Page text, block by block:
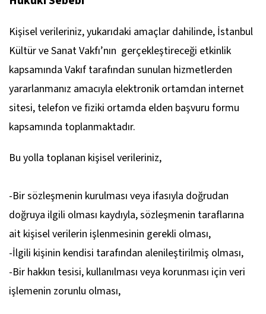
Kişisel verileriniz, yukarıdaki amaçlar dahilinde, İstanbul
Kültür ve Sanat Vakfı’nın gerçekleştireceği etkinlik
kapsamında Vakıf tarafından sunulan hizmetlerden
yararlanmanız amacıyla elektronik ortamdan internet
sitesi, telefon ve fiziki ortamda elden başvuru formu
kapsamında toplanmaktadır.
Bu yolla toplanan kişisel verileriniz,
-Bir sözleşmenin kurulması veya ifasıyla doğrudan
doğruya ilgili olması kaydıyla, sözleşmenin taraflarına
ait kişisel verilerin işlenmesinin gerekli olması,
-İlgili kişinin kendisi tarafından alenileştirilmiş olması,
-Bir hakkın tesisi, kullanılması veya korunması için veri
işlemenin zorunlu olması,